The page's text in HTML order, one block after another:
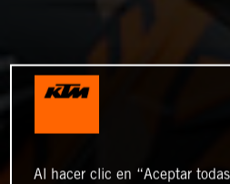
Al hacer clic en “Aceptar